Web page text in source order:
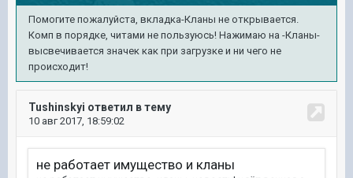
Помогите пожалуйста, вкладка-Кланы не открывается.
Комп в порядке, читами не пользуюсь! Нажимаю на -Кланы-
высвечивается значек как при загрузке и ни чего не
происходит!